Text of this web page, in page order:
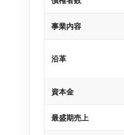
事業内容
沿革
資本金
最盛期売上